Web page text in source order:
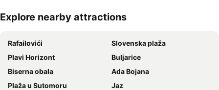
Explore nearby attractions
Rafailovići
Slovenska plaža
Plavi Horizont
Buljarice
Biserna obala
Ada Bojana
Plaža u Sutomoru
Jaz